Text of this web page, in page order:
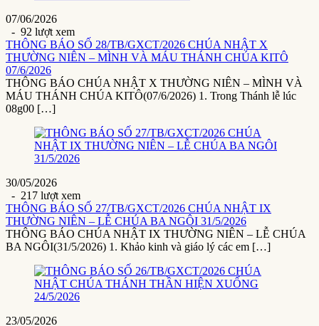
07/06/2026
- 92 lượt xem
THÔNG BÁO SỐ 28/TB/GXCT/2026 CHÚA NHẬT X
THƯỜNG NIÊN – MÌNH VÀ MÁU THÁNH CHÚA KITÔ
07/6/2026
THÔNG BÁO CHÚA NHẬT X THƯỜNG NIÊN – MÌNH VÀ
MÁU THÁNH CHÚA KITÔ(07/6/2026) 1. Trong Thánh lễ lúc
08g00 […]
30/05/2026
- 217 lượt xem
THÔNG BÁO SỐ 27/TB/GXCT/2026 CHÚA NHẬT IX
THƯỜNG NIÊN – LỄ CHÚA BA NGÔI 31/5/2026
THÔNG BÁO CHÚA NHẬT IX THƯỜNG NIÊN – LỄ CHÚA
BA NGÔI(31/5/2026) 1. Khảo kinh và giáo lý các em […]
23/05/2026